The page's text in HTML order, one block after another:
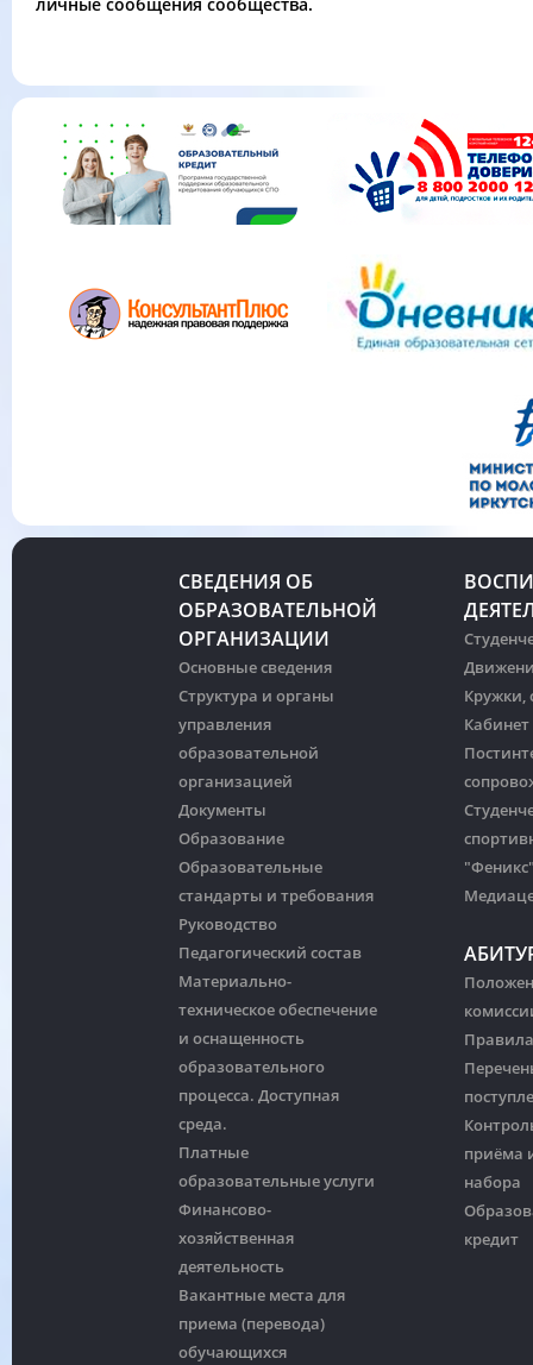
личные сообщения сообщества.
СВЕДЕНИЯ ОБ
ОБРАЗОВАТЕЛЬНОЙ
ОРГАНИЗАЦИИ
Основные сведения
Структура и органы
управления
образовательной
организацией
Документы
Образование
Образовательные
стандарты и требования
Руководство
Педагогический состав
Материально-
техническое обеспечение
и оснащенность
образовательного
процесса. Доступная
среда.
Платные
образовательные услуги
Финансово-
хозяйственная
деятельность
Вакантные места для
приема (перевода)
обучающихся
Кружки,
приёма
набора
кредит